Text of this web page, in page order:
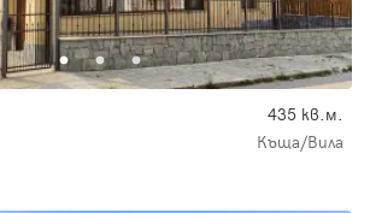
435 кв.м.
Къща/Вила